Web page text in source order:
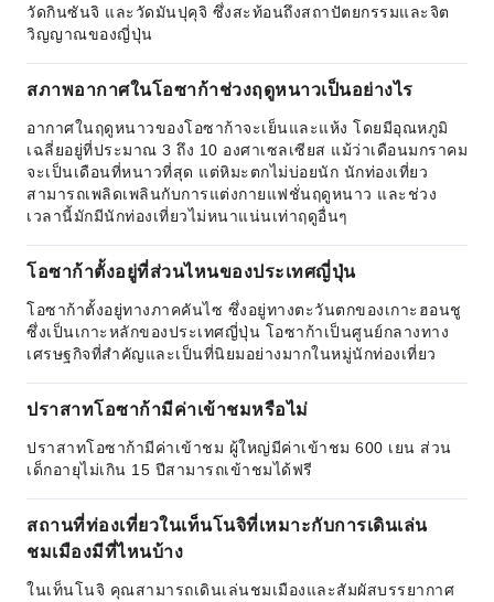
วัดกินซันจิ และวัดมันปุคุจิ ซึ่งสะท้อนถึงสถาปัตยกรรมและจิต
วิญญาณของญี่ปุ่น
สภาพอากาศในโอซาก้าช่วงฤดูหนาวเป็นอย่างไร
อากาศในฤดูหนาวของโอซาก้าจะเย็นและแห้ง โดยมีอุณหภูมิ
เฉลี่ยอยู่ที่ประมาณ 3 ถึง 10 องศาเซลเซียส แม้ว่าเดือนมกราคม
จะเป็นเดือนที่หนาวที่สุด แต่หิมะตกไม่บ่อยนัก นักท่องเที่ยว
สามารถเพลิดเพลินกับการแต่งกายแฟชั่นฤดูหนาว และช่วง
เวลานี้มักมีนักท่องเที่ยวไม่หนาแน่นเท่าฤดูอื่นๆ
โอซาก้าตั้งอยู่ที่ส่วนไหนของประเทศญี่ปุ่น
โอซาก้าตั้งอยู่ทางภาคคันไซ ซึ่งอยู่ทางตะวันตกของเกาะฮอนชู
ซึ่งเป็นเกาะหลักของประเทศญี่ปุ่น โอซาก้าเป็นศูนย์กลางทาง
เศรษฐกิจที่สำคัญและเป็นที่นิยมอย่างมากในหมู่นักท่องเที่ยว
ปราสาทโอซาก้ามีค่าเข้าชมหรือไม่
ปราสาทโอซาก้ามีค่าเข้าชม ผู้ใหญ่มีค่าเข้าชม 600 เยน ส่วน
เด็กอายุไม่เกิน 15 ปีสามารถเข้าชมได้ฟรี
สถานที่ท่องเที่ยวในเท็นโนจิที่เหมาะกับการเดินเล่น
ชมเมืองมีที่ไหนบ้าง
ในเท็นโนจิ คุณสามารถเดินเล่นชมเมืองและสัมผัสบรรยากาศ